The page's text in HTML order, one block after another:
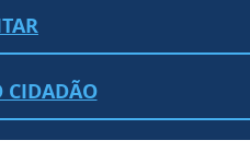
CIDADÃO